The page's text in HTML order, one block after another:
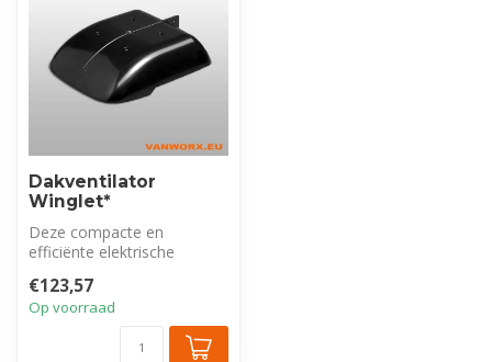
Dakventilator
Winglet*
Deze compacte en
efficiënte elektrische
gezondere omge...
€123,57
Op voorraad